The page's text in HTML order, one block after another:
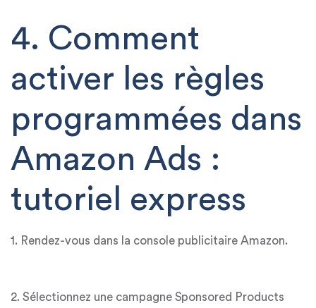
4. Comment
activer les règles
programmées dans
Amazon Ads :
tutoriel express
1. Rendez-vous dans la console publicitaire Amazon.
2. Sélectionnez une campagne Sponsored Products